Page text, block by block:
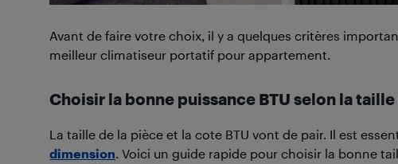
Avant de faire votre choix, il y a quelques critères
meilleur climatiseur portatif pour appartement.
Choisir la bonne puissance BTU selon la
La taille de la pièce et la cote BTU vont de pair. Il est
dimension. Voici un guide rapide pour choisir la bonne